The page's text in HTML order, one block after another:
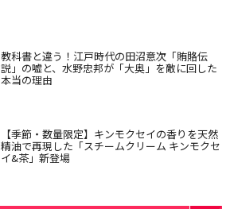
教科書と違う！江戸時代の田沼意次「賄賂伝
説」の嘘と、水野忠邦が「大奥」を敵に回した
本当の理由
【季節・数量限定】キンモクセイの香りを天然
精油で再現した「スチームクリーム キンモクセ
イ&茶」新登場